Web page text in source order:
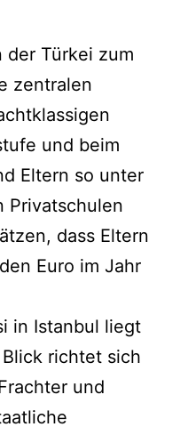
der Türkei zum
zentralen
und beim
Eltern so unter
Privatschulen
dass Eltern
Euro im Jahr
in Istanbul liegt
richtet sich
und